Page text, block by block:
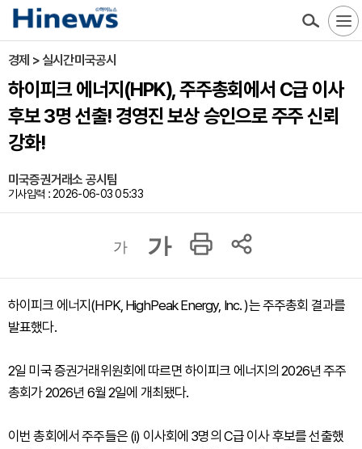
경제 > 실시간미국공시
하이피크 에너지(HPK), 주주총회에서 C급 이사
후보 3명 선출! 경영진 보상 승인으로 주주 신뢰
강화!
미국증권거래소 공시팀
기사입력 : 2026-06-03 05:33
가 가
하이피크 에너지(HPK, HighPeak Energy, Inc. )는 주주총회 결과를
발표했다.
2일 미국 증권거래위원회에 따르면 하이피크 에너지의 2026년 주주
총회가 2026년 6월 2일에 개최됐다.
이번 총회에서 주주들은 (i) 이사회에 3명의 C급 이사 후보를 선출했